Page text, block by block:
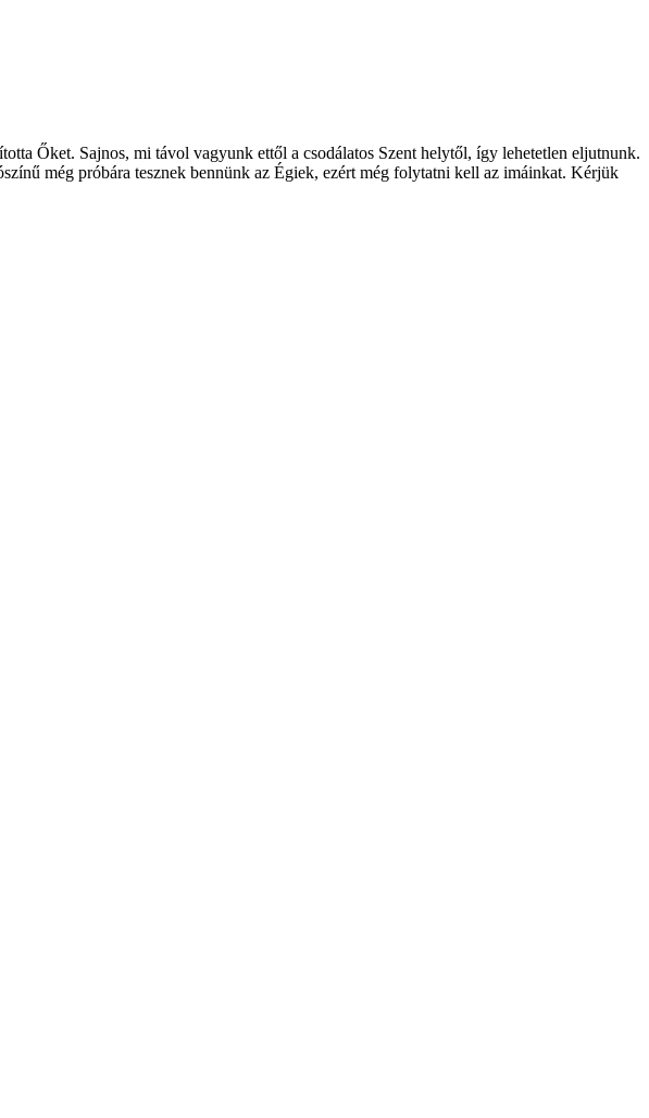
Őket. Sajnos, mi távol vagyunk ettől a csodálatos Szent helytől, így lehetetlen eljutnunk.
még próbára tesznek bennünk az Égiek, ezért még folytatni kell az imáinkat. Kérjük